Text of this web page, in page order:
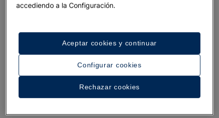
accediendo a la Configuración.
Configurar cookies
Rechazar cookies
Aceptar cookies y continuar